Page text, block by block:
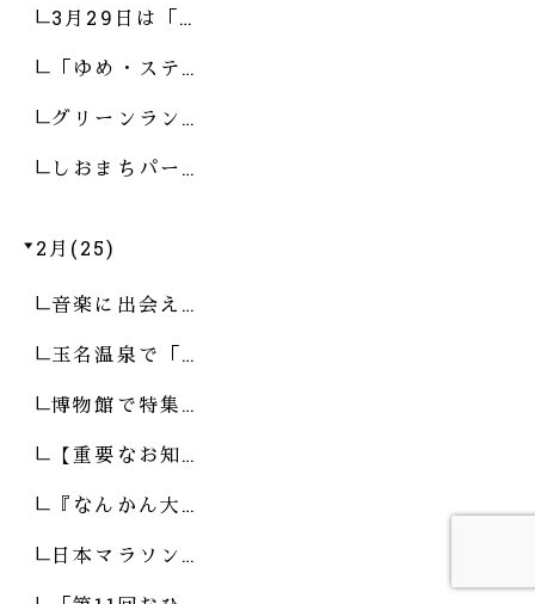
3月29日は「…
「ゆめ・ステ…
グリーンラン…
しおまちパー…
2月(25)
音楽に出会え…
玉名温泉で「…
博物館で特集…
【重要なお知…
『なんかん大…
日本マラソン…